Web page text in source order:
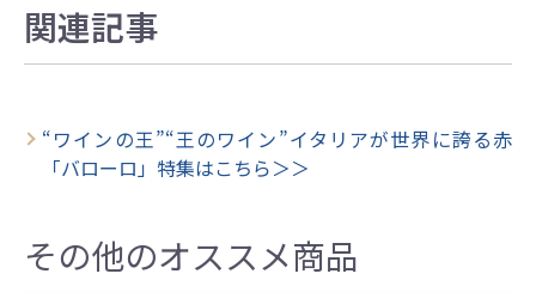
関連記事
“ワインの王”“王のワイン”イタリアが世界に誇る赤
「バローロ」特集はこちら＞＞
その他のオススメ商品